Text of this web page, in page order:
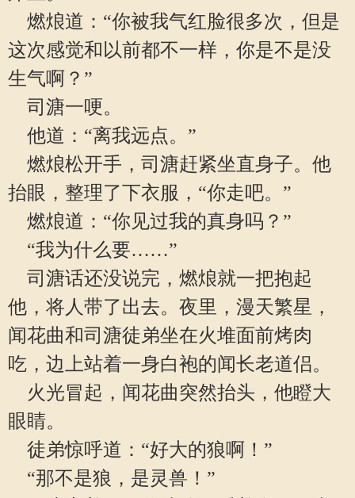
燃烺道：“你被我气红脸很多次，但是
这次感觉和以前都不一样，你是不是没
生气啊？”
司溏一哽。
他道：“离我远点。”
燃烺松开手，司溏赶紧坐直身子。他
抬眼，整理了下衣服，“你走吧。”
燃烺道：“你见过我的真身吗？”
“我为什么要……”
司溏话还没说完，燃烺就一把抱起
他，将人带了出去。夜里，漫天繁星，
闻花曲和司溏徒弟坐在火堆面前烤肉
吃，边上站着一身白袍的闻长老道侣。
火光冒起，闻花曲突然抬头，他瞪大
眼睛。
徒弟惊呼道：“好大的狼啊！”
“那不是狼，是灵兽！”